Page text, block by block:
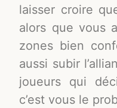
laisser croire
alors que vous
zones bien
aussi subir
joueurs qui
c’est vous le